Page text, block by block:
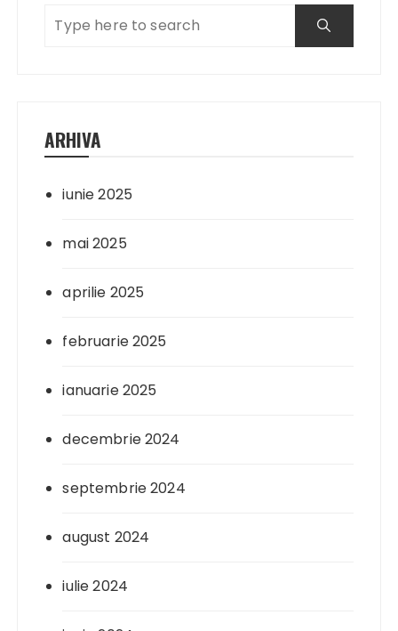
ARHIVA
iunie 2025
mai 2025
aprilie 2025
februarie 2025
ianuarie 2025
decembrie 2024
septembrie 2024
august 2024
iulie 2024